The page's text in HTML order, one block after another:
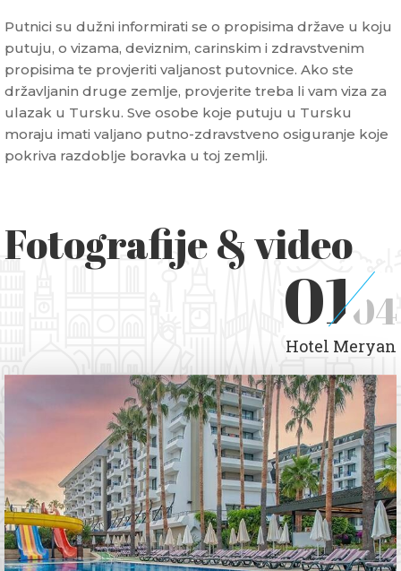
Putnici su dužni informirati se o propisima države u koju
putuju, o vizama, deviznim, carinskim i zdravstvenim
propisima te provjeriti valjanost putovnice. Ako ste
državljanin druge zemlje, provjerite treba li vam viza za
ulazak u Tursku. Sve osobe koje putuju u Tursku
moraju imati valjano putno-zdravstveno osiguranje koje
pokriva razdoblje boravka u toj zemlji.
Fotografije & video
0104
Hotel Meryan